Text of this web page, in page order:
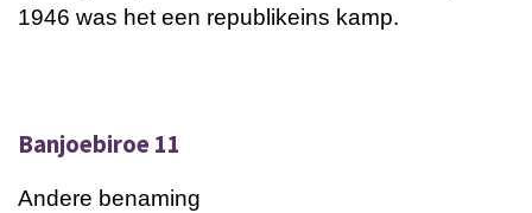
1946 was het een republikeins kamp.
Banjoebiroe 11
Andere benaming